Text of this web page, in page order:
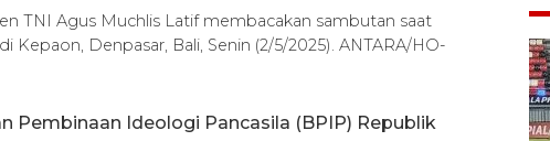
TNI Agus Muchlis Latif membacakan sambutan saat
Kepaon, Denpasar, Bali, Senin (2/5/2025). ANTARA/HO-
Pembinaan Ideologi Pancasila (BPIP) Republik